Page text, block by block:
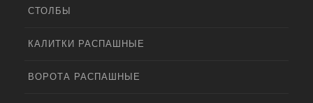
СТОЛБЫ
КАЛИТКИ РАСПАШНЫЕ
ВОРОТА РАСПАШНЫЕ